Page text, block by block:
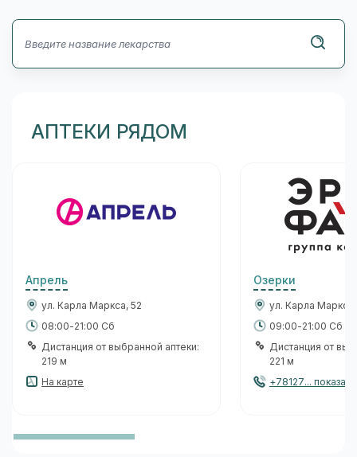
АПТЕКИ РЯДОМ
Апрель
ул. Карла Маркса, 52
08:00-21:00 Сб
Дистанция от выбранной аптеки:
219 м
На карте
Озерки
ул. Карла
09:00-21:00 Сб
Дистанция от
221 м
+78127... показать